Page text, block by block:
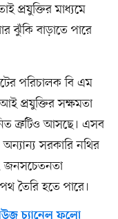
প্রযুক্তির মাধ্যমে
ঝুঁকি বাড়াতে পারে
পরিচালক বি এম
প্রযুক্তির সক্ষমতা
ত্রুটিও আসছে। এসব
সরকারি নথির
জনসচেতনতা
তৈরি হতে পারে।
চ্যানেল ফলো